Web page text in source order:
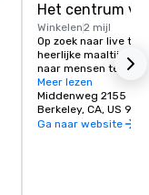
Het centrum
Winkelen2 mijl
Op zoek naar live
heerlijke maaltijd of
naar mensen te
centrum van
stad met
geweldige
bezoekers komen
Meer lezen
Middenweg 2155
Berkeley, CA, US
Ga naar website